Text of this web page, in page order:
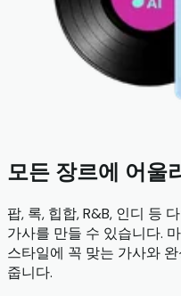
모든 장르에 어울
팝, 록, 힙합, R&B, 인디 등
가사를 만들 수 있습니다.
스타일에 꼭 맞는 가사와
줍니다.